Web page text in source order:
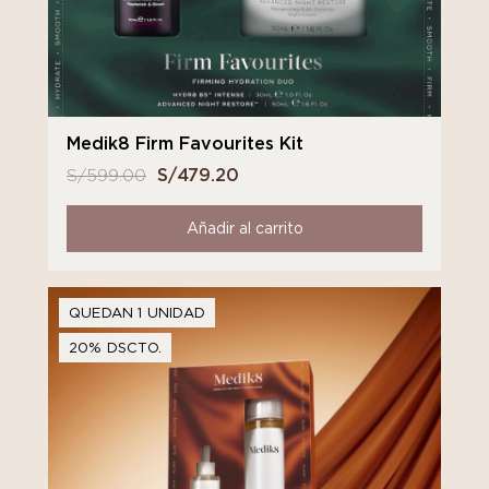
Medik8 Firm Favourites Kit
S/599.00 El
precio
original
era:
S/479.20
precio
actual
es:
Añadir al carrito
QUEDAN 1 UNIDAD
20% DSCTO.